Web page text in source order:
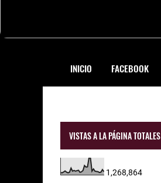
INICIO FACEBOOK
VISTAS A LA PÁGINA TOTALES
1,268,864